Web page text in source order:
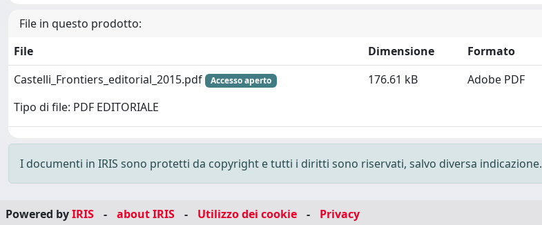
File in questo prodotto:
File
Dimensione
Formato
Castelli_Frontiers_editorial_2015.pdf
Accesso aperto
Tipo di file: PDF EDITORIALE
176.61 kB Adobe PDF
I documenti in IRIS sono protetti da copyright e tutti i diritti sono riservati, salvo diversa indicazione.
Powered byIRIS - about IRIS - Utilizzo dei cookie - Privacy